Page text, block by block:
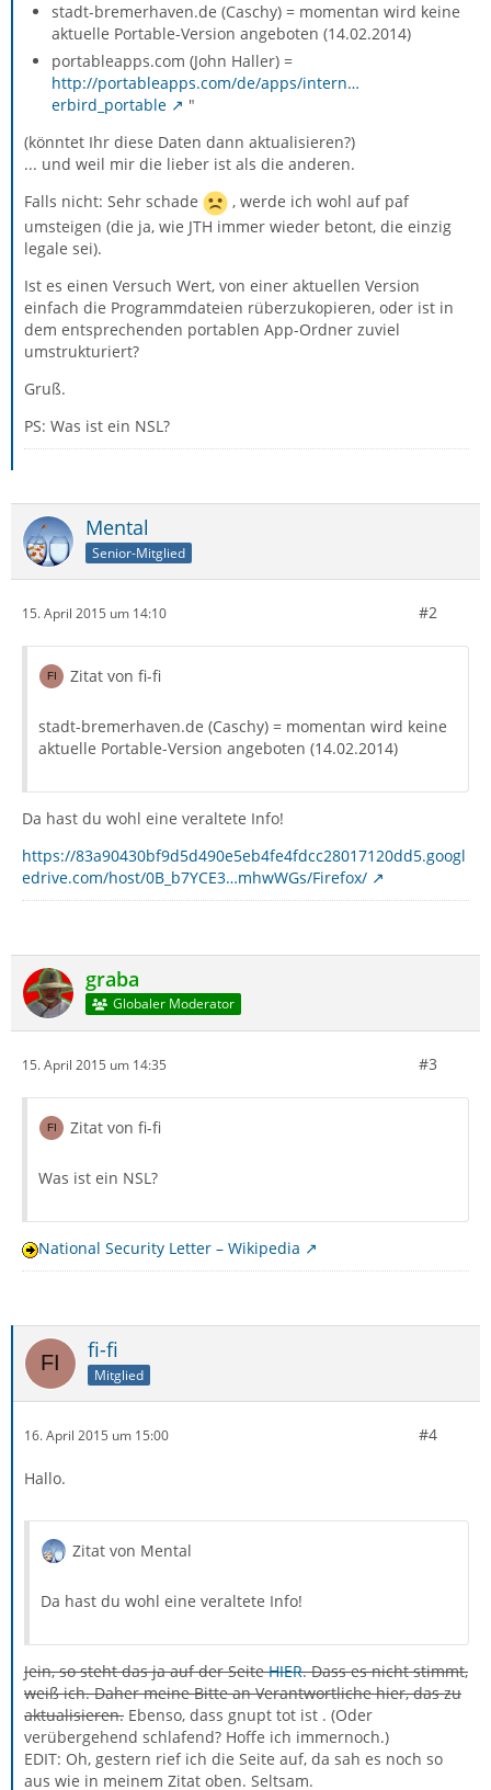
stadt-bremerhaven.de (Caschy) = momentan wird keine
aktuelle Portable-Version angeboten (14.02.2014)
portableapps.com (John Haller) =
http://portableapps.com/de/apps/intern…
erbird_portable
"
(könntet Ihr diese Daten dann aktualisieren?)
... und weil mir die lieber ist als die anderen.
Falls nicht: Sehr schade
, werde ich wohl auf paf
umsteigen (die ja, wie JTH immer wieder betont, die einzig
legale sei).
Ist es einen Versuch Wert, von einer aktuellen Version
einfach die Programmdateien rüberzukopieren, oder ist in
dem entsprechenden portablen App-Ordner zuviel
umstrukturiert?
Gruß.
PS: Was ist ein NSL?
Mental
Senior-Mitglied
15. April 2015 um 14:10 #2
Zitat von fi-fi
stadt-bremerhaven.de (Caschy) = momentan wird keine
aktuelle Portable-Version angeboten (14.02.2014)
Da hast du wohl eine veraltete Info!
https://83a90430bf9d5d490e5eb4fe4fdcc28017120dd5.googl
edrive.com/host/0B_b7YCE3…mhwWGs/Firefox/
graba
Globaler Moderator
15. April 2015 um 14:35 #3
Zitat von fi-fi
Was ist ein NSL?
National Security Letter – Wikipedia
fi-fi
Mitglied
16. April 2015 um 15:00 #4
Hallo.
Zitat von Mental
Da hast du wohl eine veraltete Info!
Jein, so steht das ja auf der SeiteHIER. Dass es nicht stimmt,
weiß ich. Daher meine Bitte an Verantwortliche hier, das zu
aktualisieren. Ebenso, dass gnupt tot ist . (Oder
verübergehend schlafend? Hoffe ich immernoch.)
EDIT: Oh, gestern rief ich die Seite auf, da sah es noch so
aus wie in meinem Zitat oben. Seltsam.